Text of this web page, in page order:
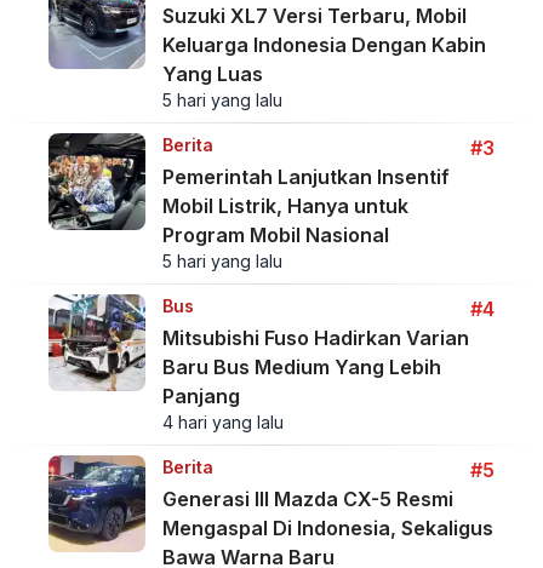
Suzuki XL7 Versi Terbaru, Mobil
Keluarga Indonesia Dengan Kabin
Yang Luas
5 hari yang lalu
Berita
#3
Pemerintah Lanjutkan Insentif
Mobil Listrik, Hanya untuk
Program Mobil Nasional
5 hari yang lalu
Bus
#4
Mitsubishi Fuso Hadirkan Varian
Baru Bus Medium Yang Lebih
Panjang
4 hari yang lalu
Berita
#5
Generasi III Mazda CX-5 Resmi
Mengaspal Di Indonesia, Sekaligus
Bawa Warna Baru